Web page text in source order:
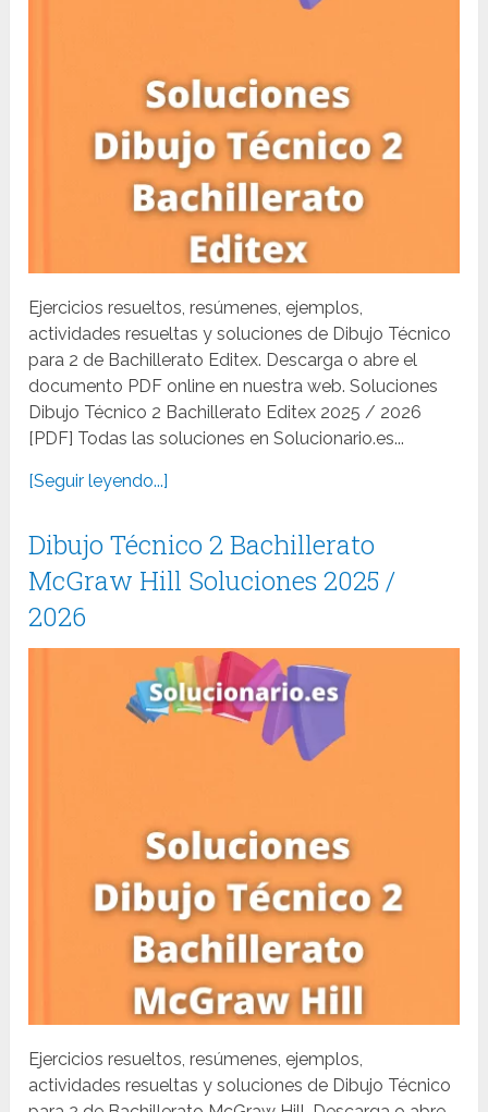
Ejercicios resueltos, resúmenes, ejemplos,
actividades resueltas y soluciones de Dibujo Técnico
para 2 de Bachillerato Editex. Descarga o abre el
documento PDF online en nuestra web. Soluciones
Dibujo Técnico 2 Bachillerato Editex 2025 / 2026
[PDF] Todas las soluciones en Solucionario.es...
[Seguir leyendo...]
Dibujo Técnico 2 Bachillerato
McGraw Hill Soluciones 2025 /
2026
Ejercicios resueltos, resúmenes, ejemplos,
actividades resueltas y soluciones de Dibujo Técnico